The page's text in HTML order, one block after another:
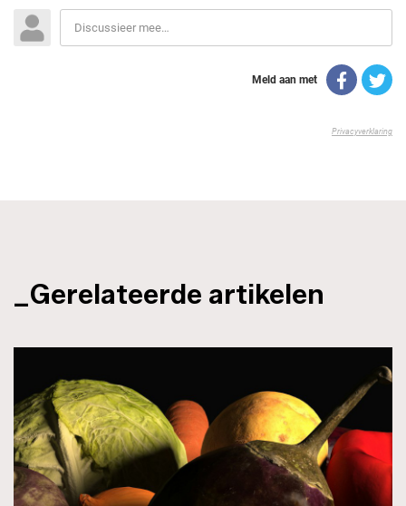
_Gerelateerde artikelen